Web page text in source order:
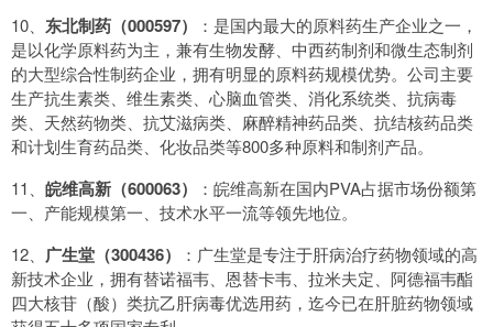
10、 东北制药（000597）
：是国内最大的原料药生产企业之一，
是以化学原料药为主，兼有生物发酵、中西药制剂和微生态制剂
的大型综合性制药企业，拥有明显的原料药规模优势。公司主要
生产抗生素类、维生素类、心脑血管类、消化系统类、抗病毒
类、天然药物类、抗艾滋病类、麻醉精神药品类、抗结核药品类
和计划生育药品类、化妆品类等800多种原料和制剂产品。
11、 皖维高新（600063）
：皖维高新在国内PVA占据市场份额第
一、产能规模第一、技术水平一流等领先地位。
12、 广生堂（300436）
：广生堂是专注于肝病治疗药物领域的高
新技术企业，拥有替诺福韦、恩替卡韦、拉米夫定、阿德福韦酯
四大核苷（酸）类抗乙肝病毒优选用药，迄今已在肝脏药物领域